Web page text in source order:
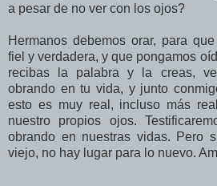
a pesar de no ver con los ojos?
Hermanos debemos orar, para
fiel y verdadera, y que pongamos
recibas la palabra y la creas,
obrando en tu vida, y junto
esto es muy real, incluso más
nuestro propios ojos.
obrando en nuestras vidas. Pero
viejo, no hay lugar para lo nuevo.